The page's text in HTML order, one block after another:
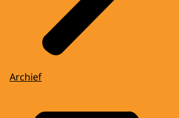
Archief